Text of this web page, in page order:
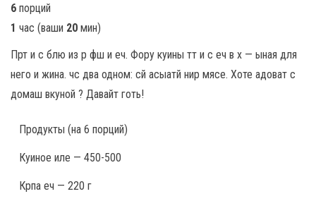
6 порций
1 час (ваши 20 мин)
Прт и с блю из р фш и еч. Фору куины тт и с еч в х — ыная для
него и жина. чс два одном: сй асыатй нир мясе. Хоте адоват с
домаш вкуной ? Давайт готь!
Продукты (на 6 порций)
Куиное иле — 450-500
Крпа еч — 220 г